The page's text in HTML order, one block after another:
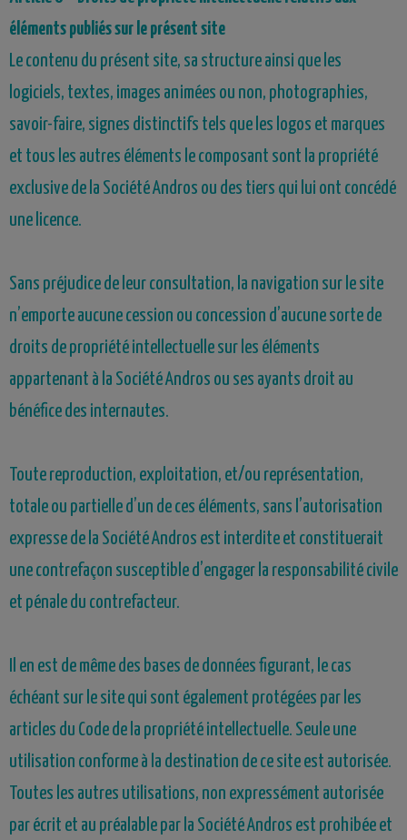
éléments publiés sur le présent site
Le contenu du présent site, sa structure ainsi que les
logiciels, textes, images animées ou non, photographies,
savoir-faire, signes distinctifs tels que les logos et marques
et tous les autres éléments le composant sont la propriété
exclusive de la SociétéAndros ou des tiers qui lui ont concédé
une licence.
Sans préjudice de leur consultation, la navigation sur le site
n’emporte aucune cession ou concession d’aucune sorte de
droits de propriété intellectuelle sur les éléments
appartenant à la Société Andros ou ses ayants droit au
bénéfice des internautes.
Toute reproduction, exploitation, et/ou représentation,
totale ou partielle d’un de ces éléments, sans l’autorisation
expresse de la Société Andros est interdite et constituerait
une contrefaçon susceptible d’engager la responsabilité civile
et pénale du contrefacteur.
Il en est de même des bases de données figurant, le cas
échéant sur le site qui sont également protégées par les
articles du Code de la propriété intellectuelle. Seule une
utilisation conforme à la destination de ce site est autorisée.
Toutes les autres utilisations, non expressément autorisée
par écrit et au préalable par la Société Andros est prohibée et